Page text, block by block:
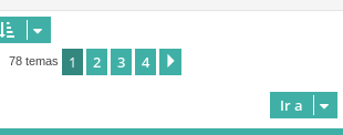
78 temas 1 2 3 4
Ir a